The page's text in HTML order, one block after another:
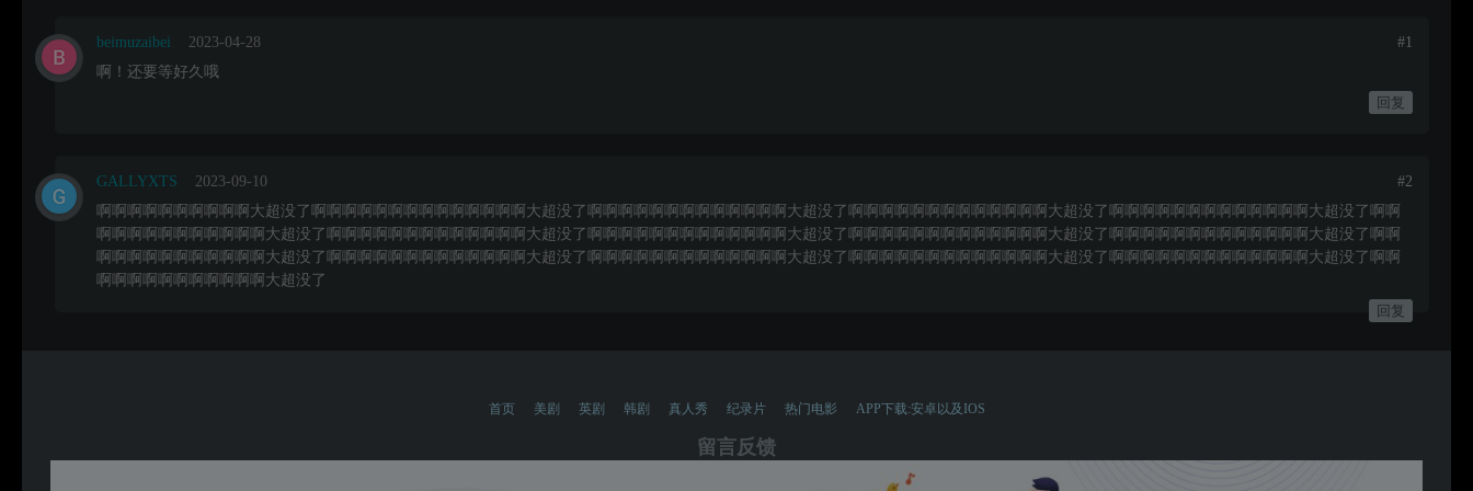
beimuzaibei 2023-04-28
#1
啊！还要等好久哦
回复
GALLYXTS 2023-09-10
#2
啊啊啊啊啊啊啊啊啊啊大超没了啊啊啊啊啊啊啊啊啊啊啊啊啊啊大超没了啊啊啊啊啊啊啊啊啊啊啊啊啊大超没了啊啊啊啊啊啊啊啊啊啊啊啊啊大超没了啊啊啊啊啊啊啊啊啊啊啊啊啊大超没了啊啊
啊啊啊啊啊啊啊啊啊啊啊大超没了啊啊啊啊啊啊啊啊啊啊啊啊啊大超没了啊啊啊啊啊啊啊啊啊啊啊啊啊大超没了啊啊啊啊啊啊啊啊啊啊啊啊啊大超没了啊啊啊啊啊啊啊啊啊啊啊啊啊大超没了啊啊
啊啊啊啊啊啊啊啊啊啊啊大超没了啊啊啊啊啊啊啊啊啊啊啊啊啊大超没了啊啊啊啊啊啊啊啊啊啊啊啊啊大超没了啊啊啊啊啊啊啊啊啊啊啊啊啊大超没了啊啊啊啊啊啊啊啊啊啊啊啊啊大超没了啊啊
啊啊啊啊啊啊啊啊啊啊啊大超没了
回复
首页 美剧 英剧 韩剧 真人秀 纪录片 热门电影 APP下载:安卓以及IOS
留言反馈